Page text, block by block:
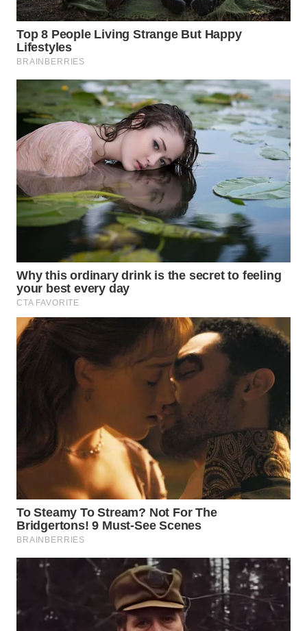
WN
SUMEDANG
WN
CIANJUR
WN
KEPULAUAN
SERIBU
WN
TANGERANG
BINJAI
WN
INDRAMAYU
WN
WN
MAJALENGKA
WN
SUBANG
SUKABUMI
PURWAKARTA